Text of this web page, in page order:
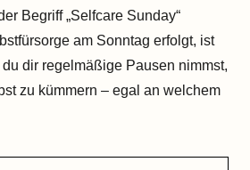
Begriff „Selfcare Sunday“
am Sonntag erfolgt, ist
dir regelmäßige Pausen nimmst,
zu kümmern – egal an welchem